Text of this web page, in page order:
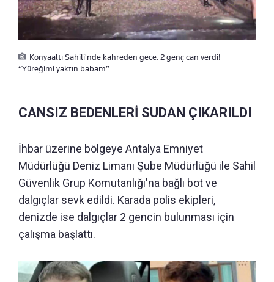
Konyaaltı Sahili'nde kahreden gece: 2 genç can verdi!
“Yüreğimi yaktın babam”
CANSIZ BEDENLERİ SUDAN ÇIKARILDI
İhbar üzerine bölgeye Antalya Emniyet
Müdürlüğü Deniz Limanı Şube Müdürlüğü ile Sahil
Güvenlik Grup Komutanlığı'na bağlı bot ve
dalgıçlar sevk edildi. Karada polis ekipleri,
denizde ise dalgıçlar 2 gencin bulunması için
çalışma başlattı.